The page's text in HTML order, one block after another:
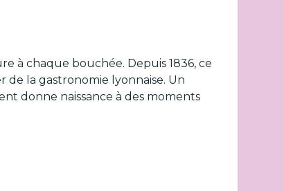
à chaque bouchée. Depuis 1836, ce
la gastronomie lyonnaise. Un
donne naissance à des moments